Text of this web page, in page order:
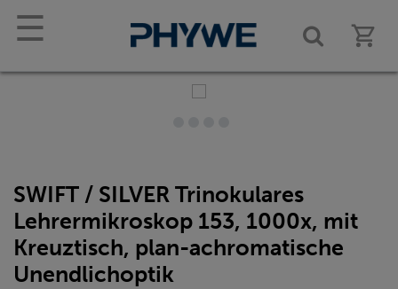
☰
SWIFT / SILVER Trinokulares
Lehrermikroskop 153, 1000x, mit
Kreuztisch, plan-achromatische
Unendlichoptik